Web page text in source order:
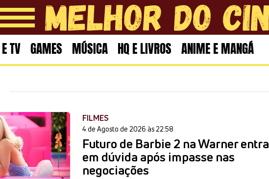
TV GAMES MÚSICA HQ E LIVROS ANIME E MANGÁ
FILMES
4 de Agosto de 2026 às 22:58
Futuro de Barbie 2 na Warner entra
em dúvida após impasse nas
negociações